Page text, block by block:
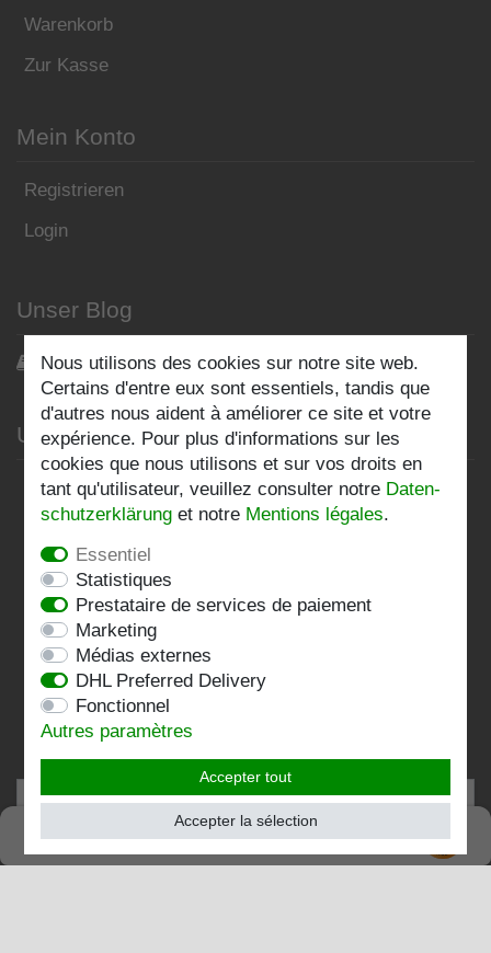
Warenkorb
Zur Kasse
Mein Konto
Registrieren
Login
Unser Blog
Blog
Unternehmen
Datenschutzerklärung
Impressum
Kontakt
Folgen Sie uns:
TRÈS BIEN
Nous utilisons des cookies sur notre site web.
Certains d'entre eux sont essentiels, tandis que
d'autres nous aident à améliorer ce site et votre
expérience. Pour plus d'informations sur les
cookies que nous utilisons et sur vos droits en
tant qu'utilisateur, veuillez consulter notre Daten­
schutz­erklärung et notre Mentions légales.
Essentiel
Statistiques
Prestataire de services de paiement
Marketing
Médias externes
DHL Preferred Delivery
Fonctionnel
Autres paramètres
Accepter tout
Accepter la sélection
SEHR GUT